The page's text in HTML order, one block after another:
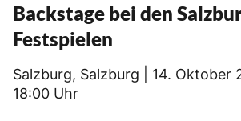
Backstage bei den
Festspielen
Salzburg, Salzburg | 14. Oktober
18:00 Uhr